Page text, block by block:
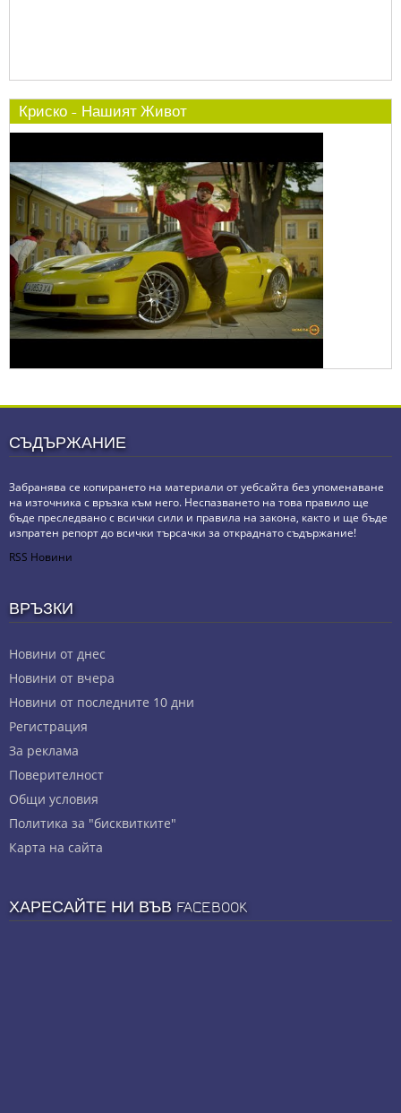
Криско - Нашият Живот
СЪДЪРЖАНИЕ
Забранява се копирането на материали от уебсайта без упоменаване
на източника с връзка към него. Неспазването на това правило ще
бъде преследвано с всички сили и правила на закона, както и ще бъде
изпратен репорт до всички търсачки за откраднато съдържание!
RSS Новини
ВРЪЗКИ
Новини от днес
Новини от вчера
Новини от последните 10 дни
Регистрация
За реклама
Πoвepитeлнocт
Общи условия
Политика за "бисквитките"
Карта на сайта
ХАРЕСАЙТЕ НИ ВЪВ FACEBOOK